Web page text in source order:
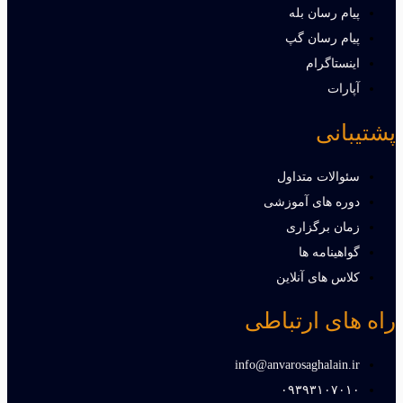
پیام رسان بله
پیام رسان گپ
اینستاگرام
آپارات
پشتیبانی
سئوالات متداول
دوره های آموزشی
زمان برگزاری
گواهینامه ها
کلاس های آنلاین
راه های ارتباطی
info@anvarosaghalain.ir​
۰۹۳۹۳۱۰۷۰۱۰​